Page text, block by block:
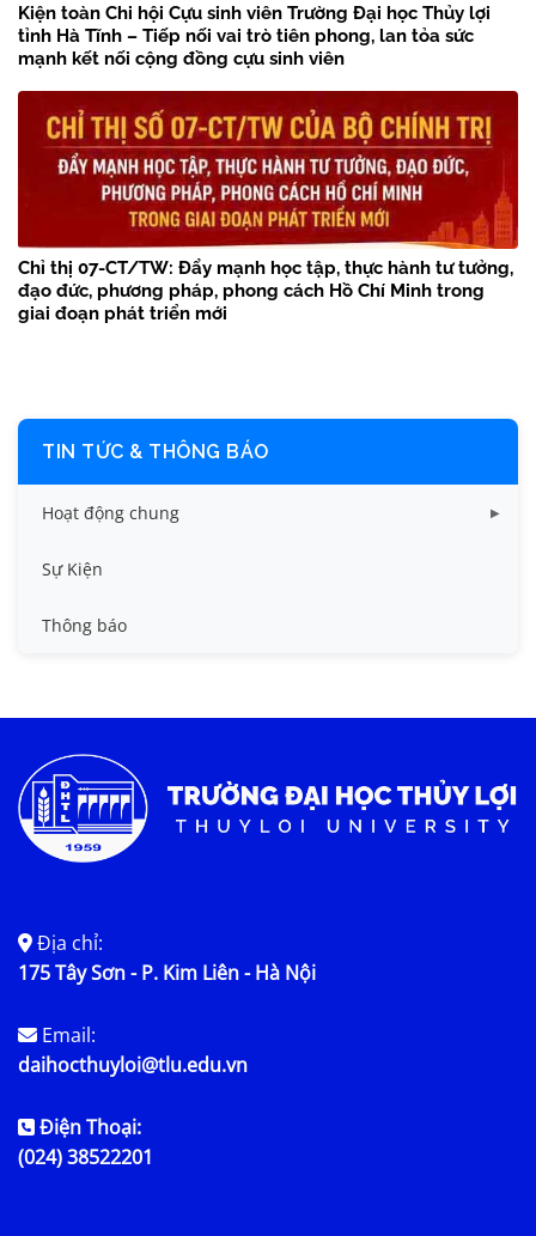
Kiện toàn Chi hội Cựu sinh viên Trường Đại học Thủy lợi
tỉnh Hà Tĩnh – Tiếp nối vai trò tiên phong, lan tỏa sức
mạnh kết nối cộng đồng cựu sinh viên
Chỉ thị 07-CT/TW: Đẩy mạnh học tập, thực hành tư tưởng,
đạo đức, phương pháp, phong cách Hồ Chí Minh trong
giai đoạn phát triển mới
TIN TỨC & THÔNG BÁO
Hoạt động chung
Tin công tác sinh viên
Tin đào tạo
Tin tức chung
Sự Kiện
Thông báo
Địa chỉ:
175 Tây Sơn - P. Kim Liên - Hà Nội
Email:
daihocthuyloi@tlu.edu.vn
Điện Thoại:
(024) 38522201